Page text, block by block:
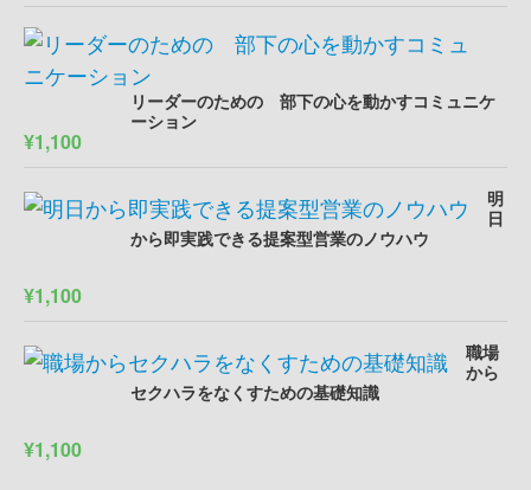
リーダーのための 部下の心を動かすコミュニケ
ーション
¥1,100
明
日
から即実践できる提案型営業のノウハウ
¥1,100
職場
から
セクハラをなくすための基礎知識
¥1,100